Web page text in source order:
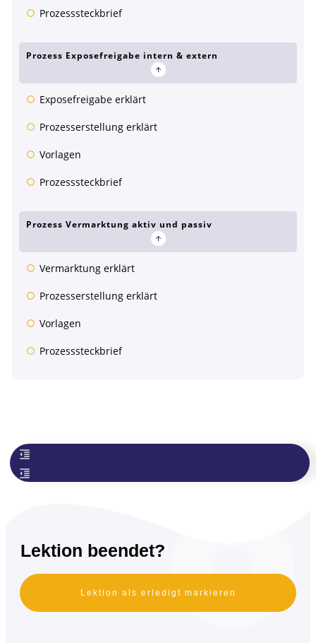
Prozesssteckbrief
Prozess Exposefreigabe intern & extern
Exposefreigabe erklärt
Prozesserstellung erklärt
Vorlagen
Prozesssteckbrief
Prozess Vermarktung aktiv und passiv
Vermarktung erklärt
Prozesserstellung erklärt
Vorlagen
Prozesssteckbrief
Lektion beendet?
Lektion als erledigt markieren